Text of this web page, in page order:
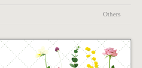
Others